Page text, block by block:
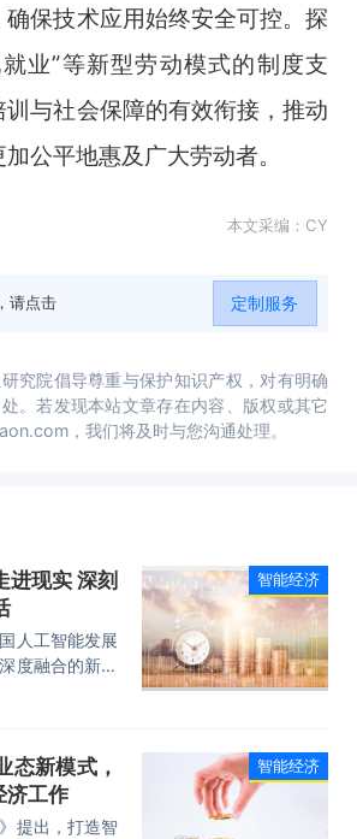
保技术应用始终安全可控。探
业”等新型劳动模式的制度支
与社会保障的有效衔接，推动
公平地惠及广大劳动者。
本文采编：CY
请点击 定制服务
究院倡导尊重与保护知识产权，对有明确
。若发现本站文章存在内容、版权或其它
，我们将及时与您沟通处理。
进现实 深刻
人工智能发展
度融合的新阶
经济培育新质
智能经济
态新模式，
济工作
提出，打造智
智能经济